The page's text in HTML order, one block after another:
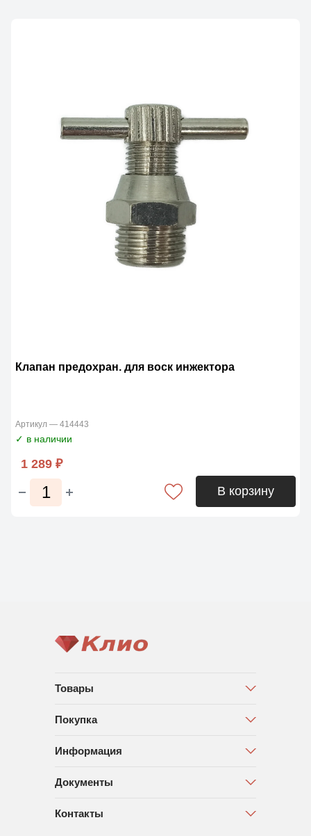
Клапан предохран. для воск инжектора
Артикул — 414443
✓ в наличии
1 289 ₽
В корзину
Товары
Покупка
Информация
Документы
Контакты